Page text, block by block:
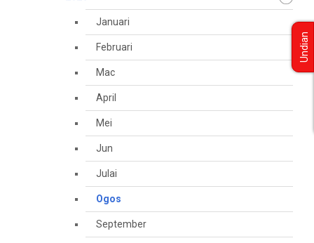
Januari
Februari
Mac
April
Mei
Jun
Julai
Ogos
September
Undian